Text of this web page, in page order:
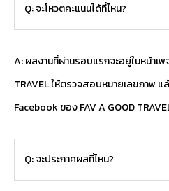
Q: จะโหวตคะแนนได้ที่ไหน?
A: ผลงานที่ผ่านรอบแรกจะอยู่ในหน้าเพ
TRAVEL ให้ตรวจสอบหมายเลขภาพ แ
Facebook ของ FAV A GOOD
Q: จะประกาศผลที่ไหน?